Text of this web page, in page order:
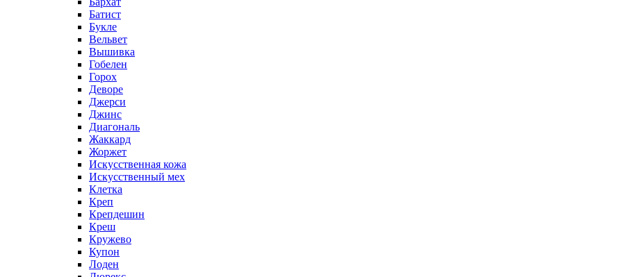
Батист
Букле
Вельвет
Вышивка
Гобелен
Горох
Деворе
Джерси
Джинс
Диагональ
Жаккард
Жоржет
Искусственная кожа
Искусственный мех
Клетка
Креп
Крепдешин
Креш
Кружево
Купон
Лоден